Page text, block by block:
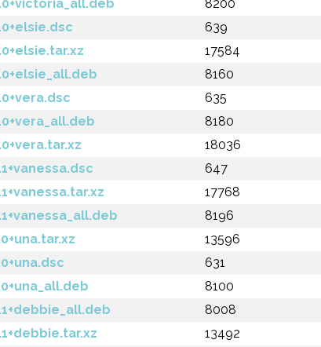
8200
639
17584
8160
635
8180
18036
647
17768
8196
13596
631
8100
8008
13492